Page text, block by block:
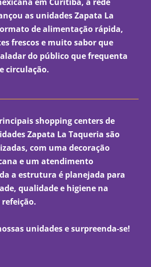
em Curitiba, a rede
as unidades Zapata La
de alimentação rápida,
frescos e muito sabor que
do público que frequenta
circulação.
shopping centers de
Zapata La Taqueria são
com uma decoração
e um atendimento
a estrutura é planejada para
qualidade e higiene na
unidades e surpreenda-se!